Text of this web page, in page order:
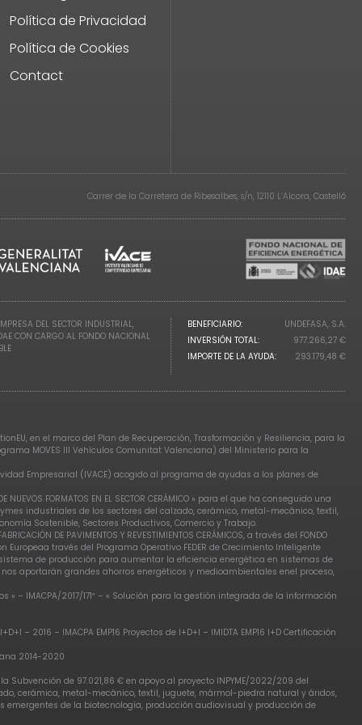
Política de Privacidad
Política de Cookies
Contact
Carrer de la Carretera de Ribesalbes, s/n, 12110 L’Alcora, Castelló
DEL SECTOR INDUSTRIAL,
CON CARGO AL FONDO NACIONAL
BENEFICIARIO:
UNDEFASA, S.A.
INVERSIÓN TOTAL:
977.266,27 €
IMPORTE DE LA AYUDA:
293.179,48 €
en el marco del Plan de Recuperación, Trasformación y Resiliencia, para la
MOVES III Vehículos Comunitat Valenciana) del Ministerio para la
Empresarial (IVACE) acogido al programa de ayudas a los planes de
NUEVOS FORMATOS EN EL SECTOR CERÁMICO » para el que ha conseguido una
industriales de los sectores del calzado, cerámico, metal-mecánico, textil,
Sostenible, Sectores Productivos, Comercio y Trabajo.
DE PAVIMENTOS Y REVESTIMIENTOS CERÁMICOS, a través del FONDO
Europeaa través del Programa Operativo FEDER de Crecimiento Inteligente
de producción para aumentar la eficiencia energética en sistemas de
aportarán grandes ahorros energéticos y medioambientales enel proceso,
– IMACPA/2017/171″ – « Solución para la gestión integrada de la información
2016 – IMACPA EMP16 Proyectos de I+D+I – IMIDTA EMP16 I+D Certificación
2014-2020
Subvención de 97.021,86 € en apoyo al proyecto INPYME/2022/209 del
cerámica, metal-mecánico, textil, juguete, mármol-piedra natural y áridos,
de la biotecnología, producción audiovisual y producción de